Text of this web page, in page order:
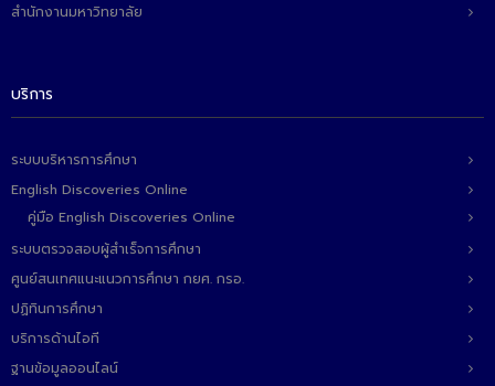
สำนักงานมหาวิทยาลัย
บริการ
ระบบบริหารการศึกษา
English Discoveries Online
คู่มือ English Discoveries Online
ระบบตรวจสอบผู้สำเร็จการศึกษา
ศูนย์สนเทศแนะแนวการศึกษา กยศ. กรอ.
ปฏิทินการศึกษา
บริการด้านไอที
ฐานข้อมูลออนไลน์